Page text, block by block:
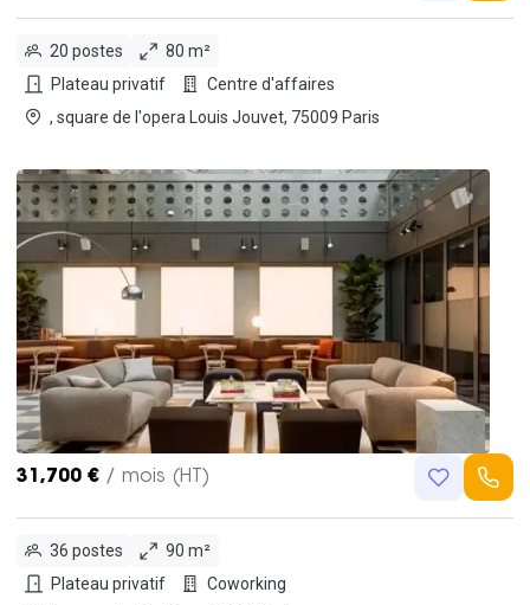
20 postes
80 m²
Plateau privatif
Centre d'affaires
, square de l'opera Louis Jouvet, 75009 Paris
31,700 € / mois (HT)
36 postes
90 m²
Plateau privatif
Coworking